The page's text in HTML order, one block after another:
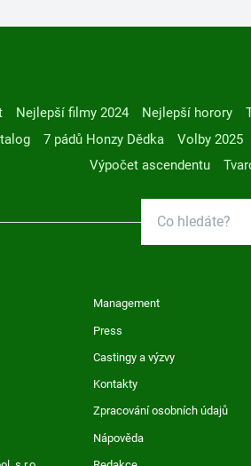
Nejlepší filmy 2024 Nejlepší horory
7 pádů Honzy Dědka Volby 2025
Výpočet ascendentu
Management
Press
Castingy a výzvy
Kontakty
Zpracování osobních údajů
Nápověda